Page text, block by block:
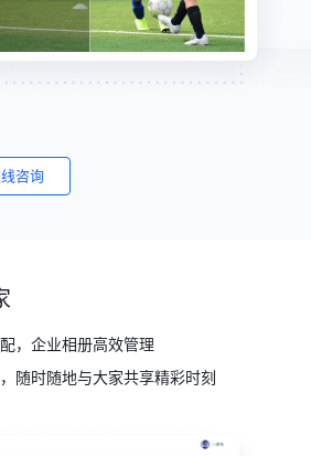
咨询
，企业相册高效管理
随时随地与大家共享精彩时刻